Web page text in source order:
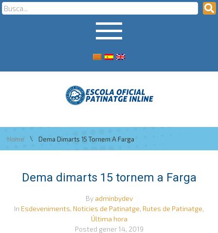
Home \ Dema Dimarts 15 Tornem A Farga
Dema dimarts 15 tornem a Farga
By adminbydev
In Esdeveniments, Noticies de Patinatge, Rutes de Patinatge,
Última hora
Posted gener 14, 2019